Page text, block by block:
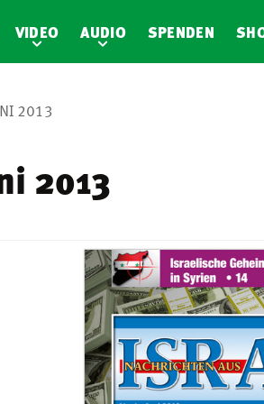
VIDEO AUDIO SPENDEN
2013
2013